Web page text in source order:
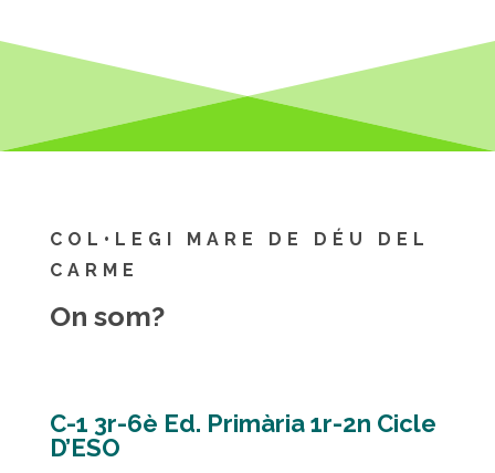
COL•LEGI MARE DE DÉU DEL
CARME
On som?
C-1 3r-6è Ed. Primària 1r-2n Cicle
D’ESO